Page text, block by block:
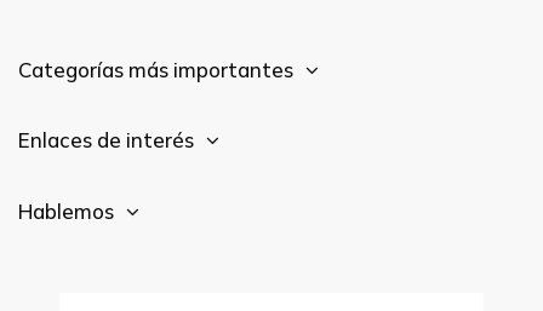
Categorías más importantes
Enlaces de interés
Hablemos